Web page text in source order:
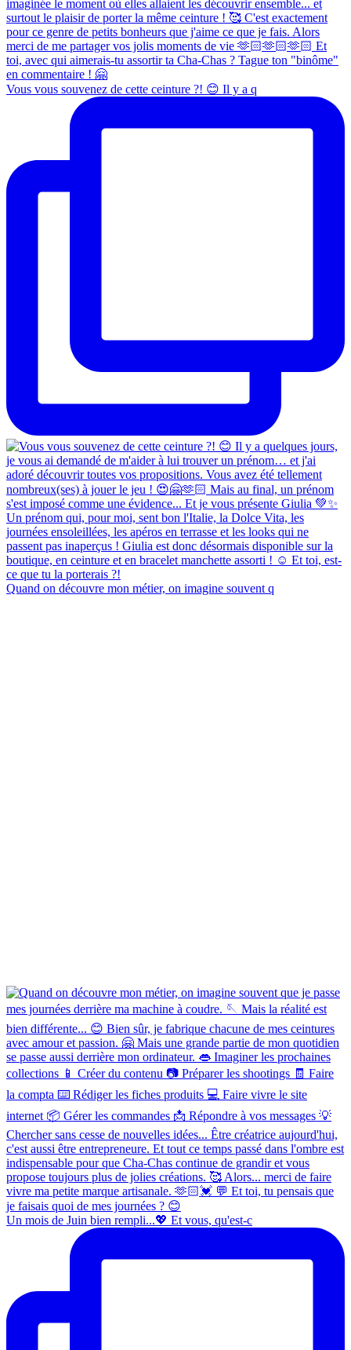
Vous vous souvenez de cette ceinture ?! 😊 Il y a q
Quand on découvre mon métier, on imagine souvent q
Un mois de Juin bien rempli...💖 Et vous, qu'est-c